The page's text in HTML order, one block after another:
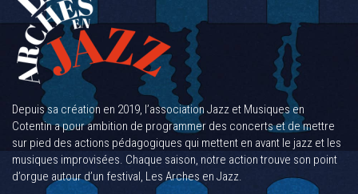
Depuis sa création en 2019, l’association Jazz et Musiques en
Cotentin a pour ambition de programmer des concerts et de mettre
sur pied des actions pédagogiques qui mettent en avant le jazz et les
musiques improvisées. Chaque saison, notre action trouve son point
d’orgue autour d’un festival, Les Arches en Jazz.